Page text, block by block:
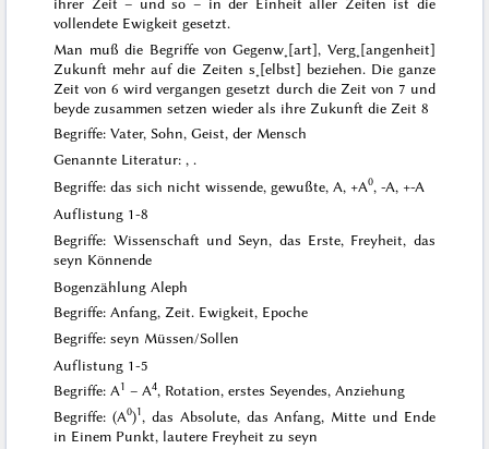
vollendete Ewigkeit gesetzt.
Man muß die Begriffe von Gegenw˖[art], Verg˖[angenheit]
Zukunft mehr auf die Zeiten s˖[elbst] beziehen. Die ganze
Zeit von 6 wird vergangen gesetzt durch die Zeit von 7 und
beyde zusammen setzen wieder als ihre Zukunft die Zeit 8
Begriffe: Vater, Sohn, Geist, der Mensch
Genannte Literatur: , .
Begriffe: das sich nicht wissende, gewußte, A, +A0, -A, +-A
Auflistung 1-8
Begriffe: Wissenschaft und Seyn, das Erste, Freyheit, das
seyn Könnende
Bogenzählung Aleph
Begriffe: Anfang, Zeit. Ewigkeit, Epoche
Begriffe: seyn Müssen/Sollen
Auflistung 1-5
Begriffe: A1 – A4, Rotation, erstes Seyendes, Anziehung
Begriffe: (A0)1, das Absolute, das Anfang, Mitte und Ende
in Einem Punkt, lautere Freyheit zu seyn